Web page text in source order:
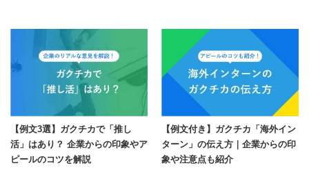
【例文3選】ガクチカで「推し
活」はあり？ 企業からの印象やア
ピールのコツを解説
【例文付き】ガクチカ「海外イン
ターン」の伝え方｜企業からの印
象や注意点も紹介